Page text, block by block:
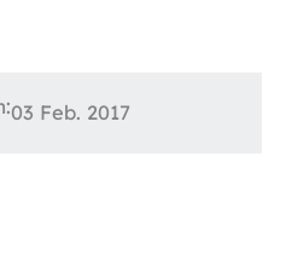
03 Feb. 2017